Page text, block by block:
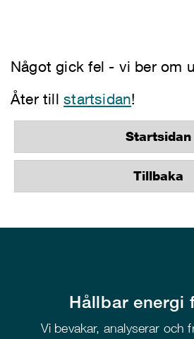
Något gick fel - vi ber om
Åter tillstartsidan!
Startsidan
Tillbaka
Hållbar energi
Vi bevakar, analyserar och